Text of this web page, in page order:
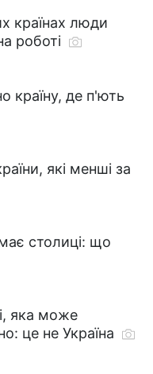
країнах люди
роботі
країну, де п'ють
які менші за
столиці: що
яка може
це не Україна